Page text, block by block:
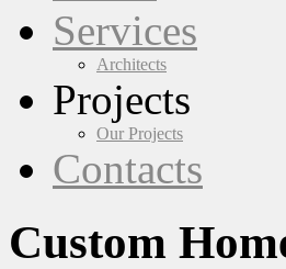
Services
Architects
Projects
Our Projects
Contacts
Custom